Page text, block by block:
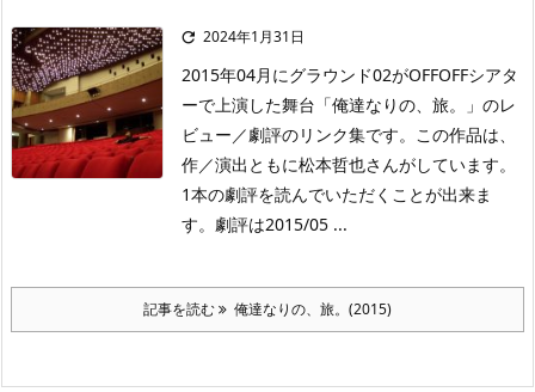
 2024年1月31日
2015年04月にグラウンド02がOFFOFFシアタ
ーで上演した舞台「俺達なりの、旅。」のレ
ビュー／劇評のリンク集です。この作品は、
作／演出ともに松本哲也さんがしています。
1本の劇評を読んでいただくことが出来ま
す。劇評は2015/05 ...
記事を読む 俺達なりの、旅。(2015)